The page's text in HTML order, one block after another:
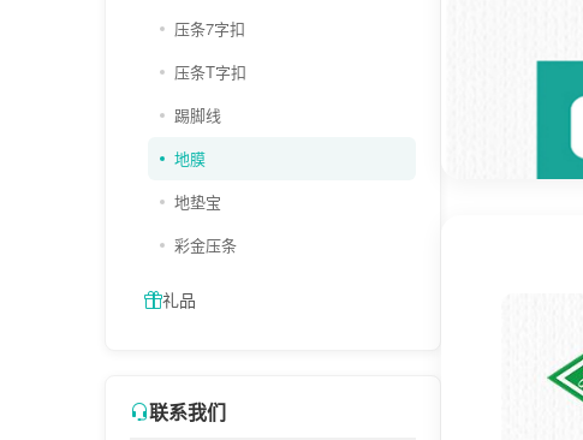
压条7字扣
压条T字扣
踢脚线
地膜
地垫宝
彩金压条
礼品
联系我们